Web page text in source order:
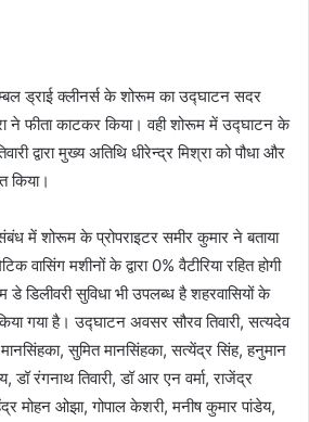
ड्राई क्लीनर्स के शोरूम का उद्घाटन सदर
ने फीता काटकर किया। वही शोरूम में उद्घाटन के
द्वारा मुख्य अतिथि धीरेन्द्र मिश्रा को पौधा और
किया।
में शोरूम के प्रोपराइटर समीर कुमार ने बताया
वासिंग मशीनों के द्वारा 0% वैटीरिया रहित होगी
डिलीवरी सुविधा भी उपलब्ध है शहरवासियों के
गया है। उद्घाटन अवसर सौरव तिवारी, सत्यदेव
सुमित मानसिंहका, सत्येंद्र सिंह, हनुमान
डॉ रंगनाथ तिवारी, डॉ आर एन वर्मा, राजेंद्र
मोहन ओझा, गोपाल केशरी, मनीष कुमार पांडेय,